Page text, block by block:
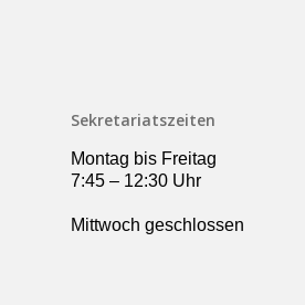
Sekretariatszeiten
Montag bis Freitag
7:45 – 12:30 Uhr
Mittwoch geschlossen